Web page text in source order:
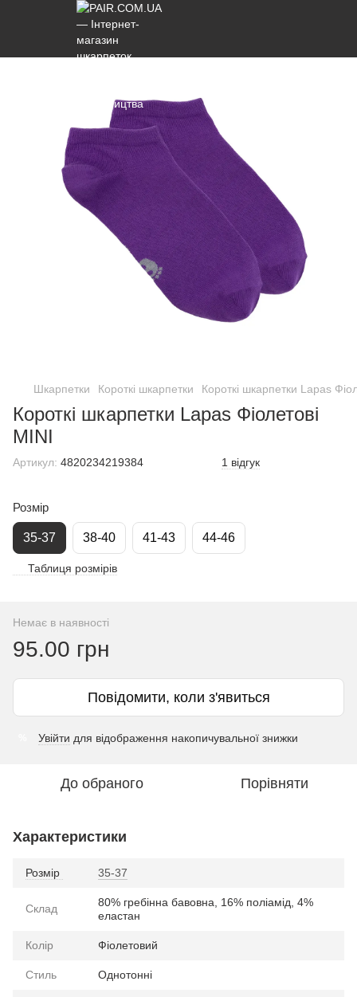
Шкарпетки Короткі шкарпетки Короткі шкарпетки Lapas
Короткі шкарпетки Lapas Фіолетові
MINI
Артикул: 4820234219384 1 відгук
Розмір
35-37 38-40 41-43 44-46
Таблиця розмірів
Немає в наявності
95.00 грн
Повідомити, коли з'явиться
Увійти для відображення накопичувальної знижки
До обраного Порівняти
Характеристики
Розмір 35-37
Склад
80% гребінна бавовна, 16% поліамід, 4%
еластан
Колір Фіолетовий
Стиль Однотонні